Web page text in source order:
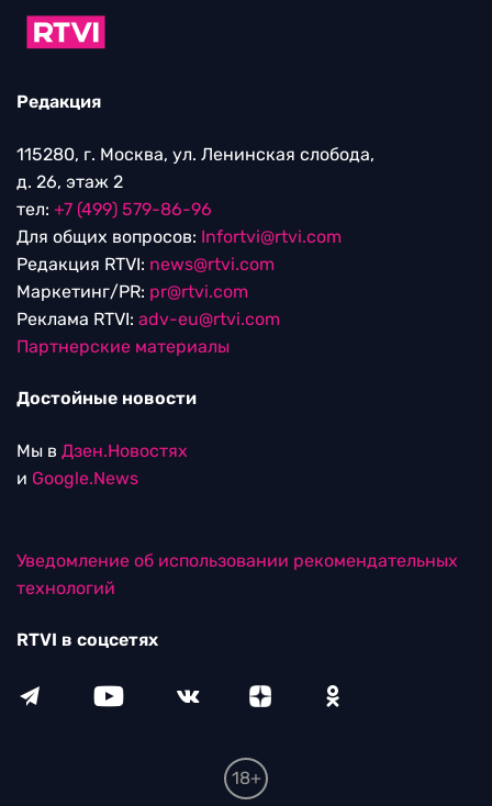
Редакция
115280, г. Москва, ул. Ленинская слобода,
д. 26, этаж 2
тел: +7 (499) 579-86-96
Для общих вопросов: Infortvi@rtvi.com
Редакция RTVI: news@rtvi.com
Маркетинг/PR: pr@rtvi.com
Реклама RTVI: adv-eu@rtvi.com
Партнерские материалы
Достойные новости
Мы в Дзен.Новостях
и Google.News
Уведомление об использовании рекомендательных
технологий
RTVI в соцсетях
18+